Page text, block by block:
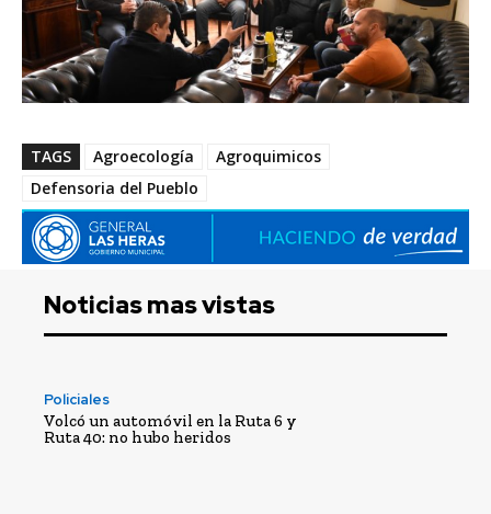
TAGS Agroecología
Agroquimicos
Defensoria del Pueblo
Noticias mas vistas
Policiales
Volcó un automóvil en la Ruta 6 y
Ruta 40: no hubo heridos